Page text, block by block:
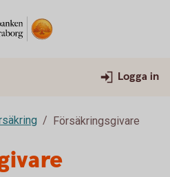
Logga in
Försäkringsgivare